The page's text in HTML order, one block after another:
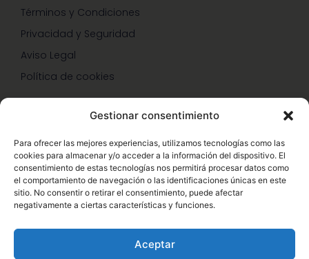
Gestionar consentimiento
Para ofrecer las mejores experiencias, utilizamos tecnologías como las
cookies para almacenar y/o acceder a la información del dispositivo. El
consentimiento de estas tecnologías nos permitirá procesar datos como
el comportamiento de navegación o las identificaciones únicas en este
sitio. No consentir o retirar el consentimiento, puede afectar
negativamente a ciertas características y funciones.
Aceptar
Términos y Condiciones
Privacidad y Seguridad
Aviso Legal
Política de cookies
Hazte Miembro Herbalife
Consulta Nutrición Gratis
Descuentos Vip Herbalife